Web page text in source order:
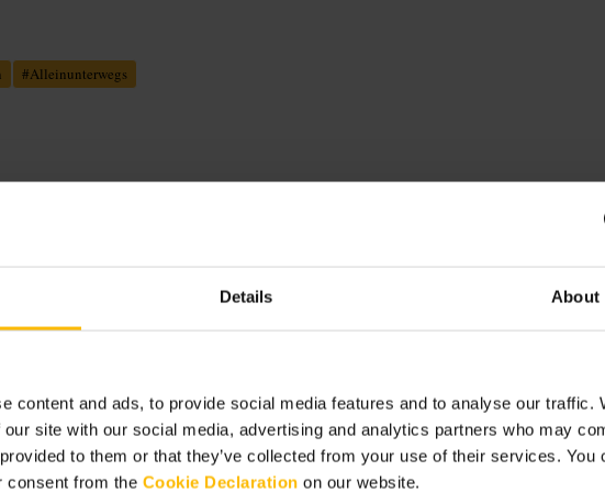
Details About
content and ads, to provide social media features and to analyse our traffic.
site with our social media, advertising and analytics partners who may
to them or that they’ve collected from your use of their services. You
consent from the Cookie Declaration on our website.
#Alleinunterwegs
Bar-Drinks. Es gibt
wird am späten Abend lebhafter.
direkt an der Theke und setz
als Zwischenstopp vor dem
es sich, früh da zu sein.